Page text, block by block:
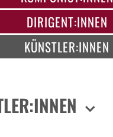
DIRIGENT:INNEN
KÜNSTLER:INNEN